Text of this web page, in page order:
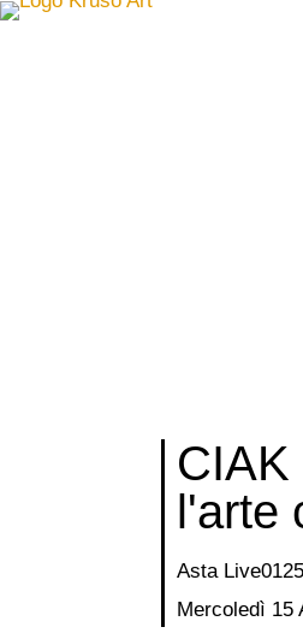
CIAK
l'arte
Asta Live0125
Mercoledì 15